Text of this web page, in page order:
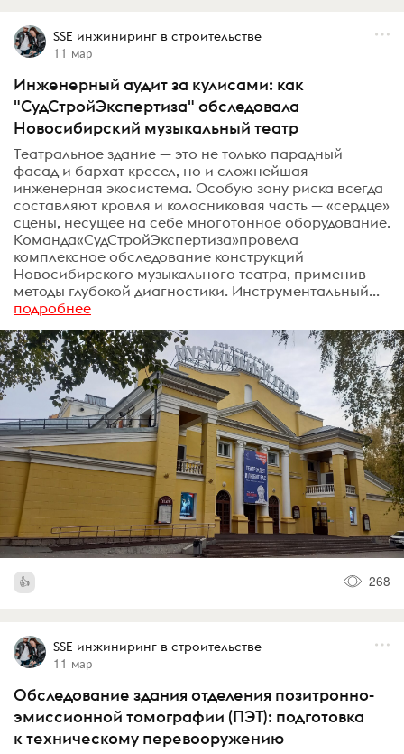
SSE инжиниринг в строительстве
11 мар
Инженерный аудит за кулисами: как
"СудСтройЭкспертиза" обследовала
Новосибирский музыкальный театр
Театральное здание — это не только парадный
фасад и бархат кресел, но и сложнейшая
инженерная экосистема. Особую зону риска всегда
составляют кровля и колосниковая часть — «сердце»
сцены, несущее на себе многотонное оборудование.
Команда«СудСтройЭкспертиза»провела
комплексное обследование конструкций
Новосибирского музыкального театра, применив
методы глубокой диагностики. Инструментальный...
подробнее
268
SSE инжиниринг в строительстве
11 мар
Обследование здания отделения позитронно-
эмиссионной томографии (ПЭТ): подготовка
к техническому перевооружению